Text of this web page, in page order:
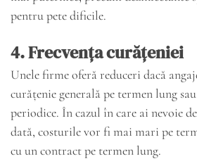
pentru pete dificile.
4.Frecvența curățeniei
Unele firme oferă reduceri dacă
curățenie generală pe termen lung
periodice. În cazul în care ai nevoie
dată, costurile vor fi mai mari pe
cu un contract pe termen lung.